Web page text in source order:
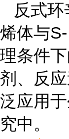
反式环
烯体与S-
理条件
剂、反
泛应用
究中。